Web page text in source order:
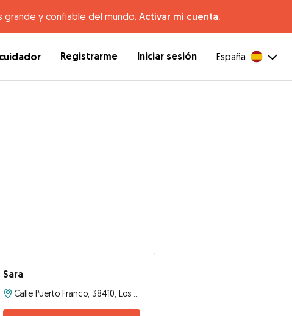
y confiable del mundo. Activar mi cuenta.
Registrarme Iniciar sesión España
Sara